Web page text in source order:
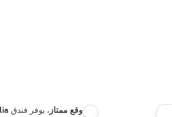
موقع ممتاز ، يوفر فندق